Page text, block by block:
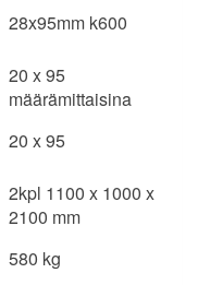
28x95mm k600
20 x 95
määrämittaisina
20 x 95­
2kpl 1100 x 1000 x
2100 mm
580 kg